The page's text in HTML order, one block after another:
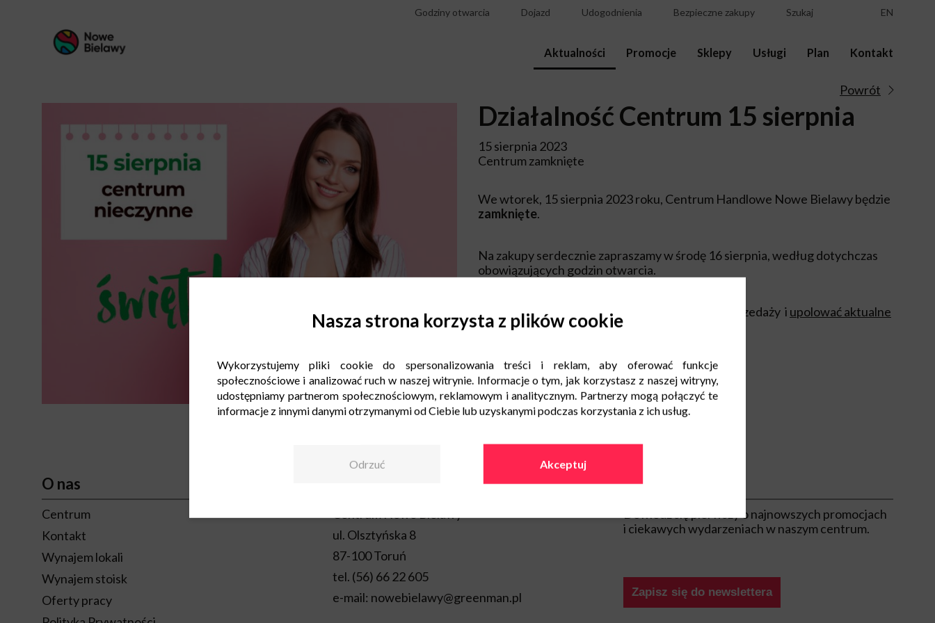
Godziny otwarcia Dojazd Udogodnienia Bezpieczne zakupy Szukaj EN
Aktualności Promocje Sklepy Usługi Plan Kontakt
Powrót
Działalność Centrum 15 sierpnia
15 sierpnia 2023
Centrum zamknięte
We wtorek, 15 sierpnia 2023 roku, Centrum Handlowe Nowe Bielawy będzie
zamknięte.
Na zakupy serdecznie zapraszamy w środę 16 sierpnia, według dotychczas
obowiązujących godzin otwarcia.
To idealny moment, aby skorzystać jeszcze z wyprzedaży i upolować aktualne
promocje i rabaty!
Dyrekcja Centrum Nowe Bielawy
O nas
Centrum
Kontakt
Wynajem lokali
Wynajem stoisk
Oferty pracy
Centrum Nowe Bielawy
ul. Olsztyńska 8
87-100 Toruń
tel. (56) 66 22 605
e-mail: nowebielawy@greenman.pl
Bądź na bieżąco
Dowiedz się pierwszy o najnowszych promocjach
i ciekawych wydarzeniach w naszym centrum.
Zapisz się do newslettera
Nasza strona korzysta z plików cookie
Wykorzystujemy pliki cookie do spersonalizowania treści i reklam, aby oferować funkcje
społecznościowe i analizować ruch w naszej witrynie. Informacje o tym, jak korzystasz z naszej witryny,
udostępniamy partnerom społecznościowym, reklamowym i analitycznym. Partnerzy mogą połączyć te
informacje z innymi danymi otrzymanymi od Ciebie lub uzyskanymi podczas korzystania z ich usług.
Odrzuć Akceptuj